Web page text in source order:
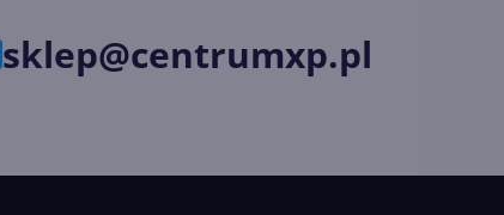
sklep@centrumxp.pl